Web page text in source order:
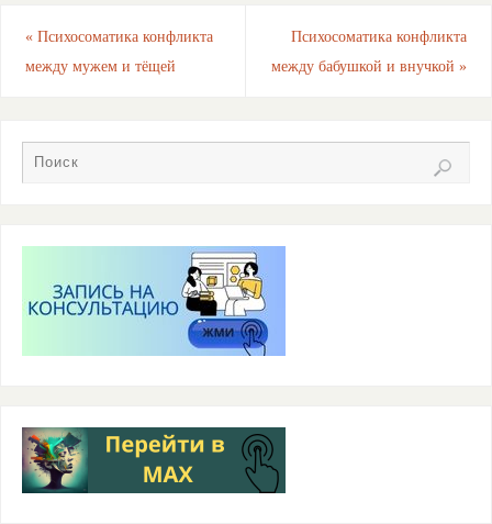
A
p
a
m
ni
b
o
k
ть
«Психосоматика конфликта
между мужем и тёщей
Психосоматика конфликта
между бабушкой и внучкой»